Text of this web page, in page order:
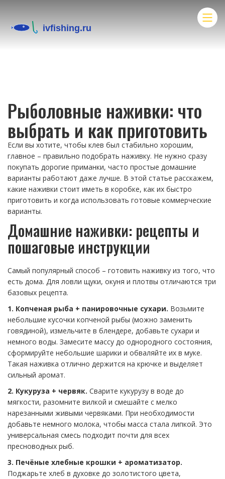
Рыболовные наживки: что
выбрать и как приготовить
Если вы хотите, чтобы клев был стабильно хорошим,
главное – правильно подобрать наживку. Не нужно сразу
покупать дорогие приманки, часто простые домашние
варианты работают даже лучше. В этой статье расскажем,
какие наживки стоит иметь в коробке, как их быстро
приготовить и когда использовать готовые коммерческие
варианты.
Домашние наживки: рецепты и
пошаговые инструкции
Самый популярный способ – готовить наживку из того, что
есть дома. Для ловли щуки, окуня и плотвы отличаются три
базовых рецепта.
1. Копченая рыба + панировочные сухари. Возьмите
небольшие кусочки копченой рыбы (можно заменить
говядиной), измельчите в блендере, добавьте сухари и
немного воды. Замесите массу до однородного состояния,
сформируйте небольшие шарики и обваляйте их в муке.
Такая наживка отлично держится на крючке и выделяет
сильный аромат.
2. Кукуруза + червяк. Сварите кукурузу в воде до
мягкости, разомните вилкой и смешайте с мелко
нарезанными живыми червяками. При необходимости
добавьте немного молока, чтобы масса стала липкой. Это
универсальная смесь подходит почти для всех
пресноводных рыб.
3. Печёные хлебные крошки + ароматизатор.
Поджарьте хлеб в духовке до золотистого цвета,